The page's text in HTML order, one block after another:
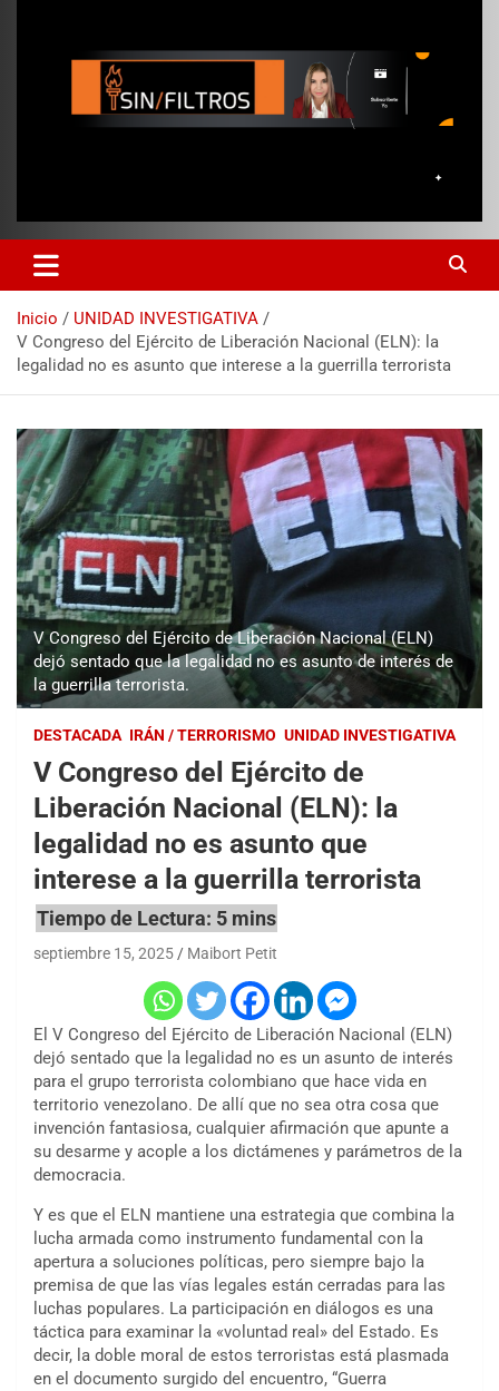
Inicio
UNIDAD INVESTIGATIVA
V Congreso del Ejército de Liberación Nacional (ELN): la
legalidad no es asunto que interese a la guerrilla terrorista
V Congreso del Ejército de Liberación Nacional (ELN)
dejó sentado que la legalidad no es asunto de interés de
la guerrilla terrorista.
DESTACADA IRÁN / TERRORISMO UNIDAD INVESTIGATIVA
V Congreso del Ejército de
Liberación Nacional (ELN): la
legalidad no es asunto que
interese a la guerrilla terrorista
septiembre 15, 2025 Maibort Petit
El V Congreso del Ejército de Liberación Nacional (ELN)
dejó sentado que la legalidad no es un asunto de interés
para el grupo terrorista colombiano que hace vida en
territorio venezolano. De allí que no sea otra cosa que
invención fantasiosa, cualquier afirmación que apunte a
su desarme y acople a los dictámenes y parámetros de la
democracia.
Y es que el ELN mantiene una estrategia que combina la
lucha armada como instrumento fundamental con la
apertura a soluciones políticas, pero siempre bajo la
premisa de que las vías legales están cerradas para las
luchas populares. La participación en diálogos es una
táctica para examinar la «voluntad real» del Estado. Es
decir, la doble moral de estos terroristas está plasmada
en el documento surgido del encuentro, “Guerra